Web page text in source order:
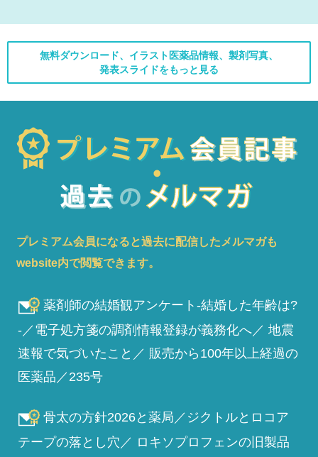
無料ダウンロード、イラスト医薬品情報、製剤写真、
発表スライドをもっと見る
プレミアム会員になると過去に配信したメルマガも
website内で閲覧できます。
薬剤師の結婚観アンケート-結婚した年齢は?
-／電子処方箋の調剤情報登録が義務化へ／ 地震
速報で気づいたこと／ 販売から100年以上経過の
医薬品／235号
骨太の方針2026と薬局／ジクトルとロコア
テープの落とし穴／ ロキソプロフェンの旧製品